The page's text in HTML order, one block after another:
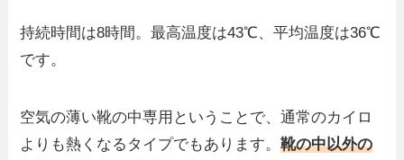
持続時間は8時間。最高温度は43℃、平均温度は36℃
です。
空気の薄い靴の中専用ということで、通常のカイロ
よりも熱くなるタイプでもあります。靴の中以外の